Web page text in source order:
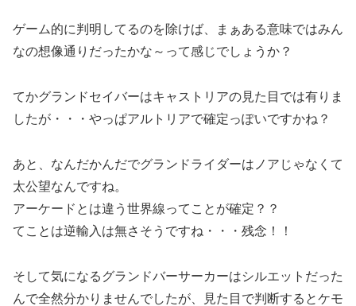
ゲーム的に判明してるのを除けば、まぁある意味ではみん
なの想像通りだったかな～って感じでしょうか？
てかグランドセイバーはキャストリアの見た目では有りま
したが・・・やっぱアルトリアで確定っぽいですかね？
あと、なんだかんだでグランドライダーはノアじゃなくて
太公望なんですね。
アーケードとは違う世界線ってことが確定？？
てことは逆輸入は無さそうですね・・・残念！！
そして気になるグランドバーサーカーはシルエットだった
んで全然分かりませんでしたが、見た目で判断するとケモ